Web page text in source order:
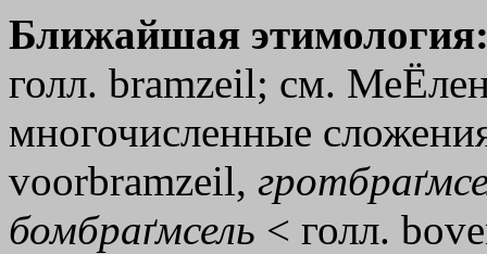
Ближайшая
голл. bramzeil; см.
многочисленные
voorbramzeil,
бомбраґмсель < голл.